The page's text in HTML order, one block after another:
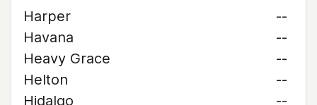
Harper
--
Havana
--
Heavy Grace
--
Helton
--
Hidalgo
--